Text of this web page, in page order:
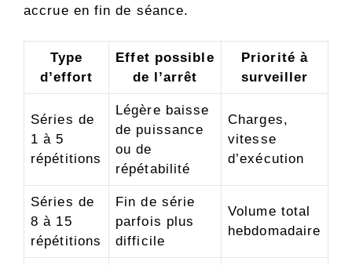
accrue en fin de séance.
Type
d’effort
Effet possible
de l’arrêt
Priorité à
surveiller
Séries de
1 à 5
répétitions
Légère baisse
de puissance
ou de
répétabilité
Charges,
vitesse
d’exécution
Séries de
8 à 15
répétitions
Fin de série
parfois plus
difficile
Volume total
hebdomadaire